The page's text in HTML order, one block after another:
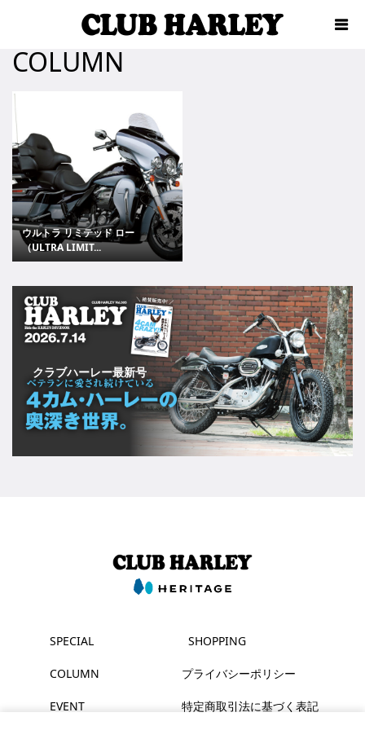
COLUMN
ウルトラ リミテッド ロー
（ULTRA LIMIT...
クラブハーレー最新号
SPECIAL
COLUMN
EVENT
SHOPPING
プライバシーポリシー
特定商取引法に基づく表記